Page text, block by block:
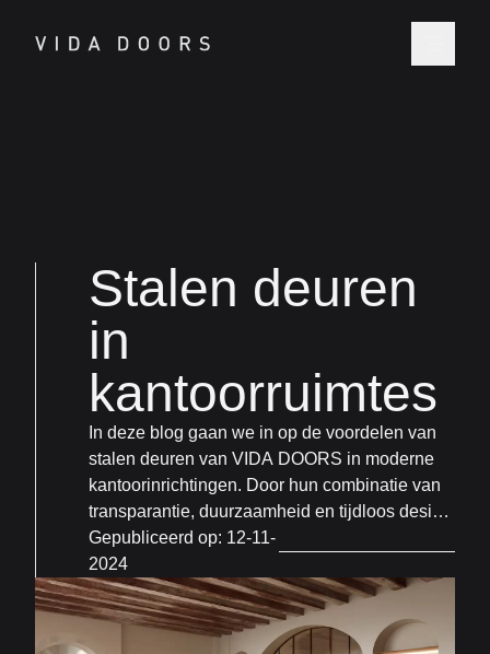
Stalen deuren
in
kantoorruimtes
In deze blog gaan we in op de voordelen van
stalen deuren van VIDA DOORS in moderne
kantoorinrichtingen. Door hun combinatie van
transparantie, duurzaamheid en tijdloos design
worden stalen deuren steeds populairder.
Gepubliceerd op: 12-11-
2024